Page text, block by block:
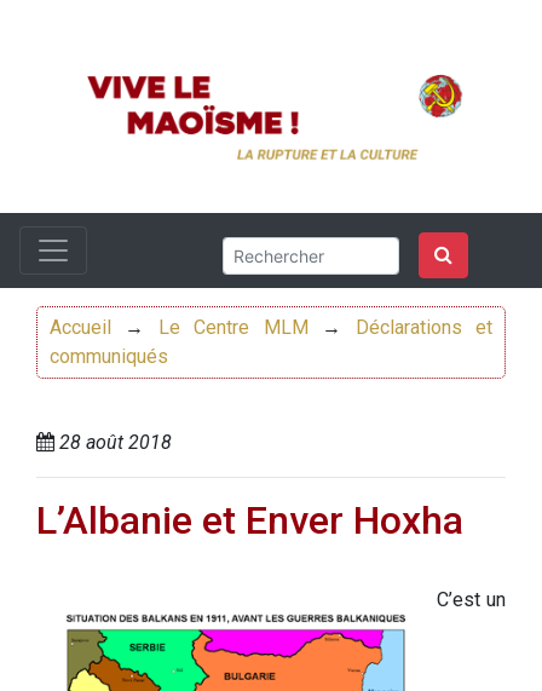
Accueil → Le Centre MLM →
Déclarations et
communiqués
28 août 2018
L’Albanie et Enver Hoxha
C’est un